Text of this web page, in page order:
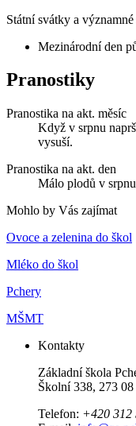
Státní svátky a
Mezinárodní den
Pranostiky
Pranostika na akt. měsíc
Když v srpnu
vysuší.
Pranostika na akt. den
Málo plodů v
Mohlo by Vás zajímat
Ovoce a zelenina do škol
Mléko do škol
Pchery
MŠMT
Kontakty
Základní škola
Školní 338, 273 08
Telefon: +420 312